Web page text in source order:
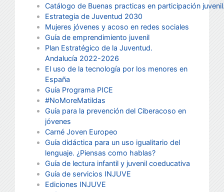
Catálogo de Buenas practicas en participación
Estrategia de Juventud 2030
Mujeres jóvenes y acoso en redes sociales
Guía de emprendimiento juvenil
Plan Estratégico de la Juventud.
Andalucía 2022-2026
El uso de la tecnología por los menores en
España
Guía Programa PICE
#NoMoreMatildas
Guía para la prevención del Ciberacoso en
jóvenes
Carné Joven Europeo
Guía didáctica para un uso igualitario del
lenguaje. ¿Piensas como hablas?
Guía de lectura infantil y juvenil coeducativa
Guía de servicios INJUVE
Ediciones INJUVE